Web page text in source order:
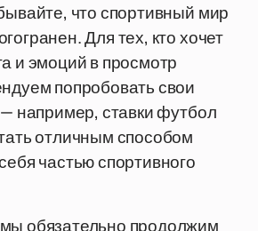
что спортивный мир
Для тех, кто хочет
и эмоций в просмотр
попробовать свои
например, ставки футбол
отличным способом
частью спортивного
обязательно продолжим